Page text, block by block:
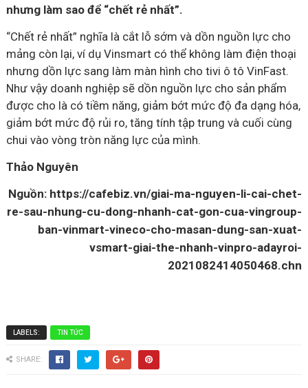
nhưng làm sao để “chết rẻ nhất”.
“Chết rẻ nhất” nghĩa là cắt lỗ sớm và dồn nguồn lực cho
mảng còn lại, ví dụ Vinsmart có thể không làm điện thoại
nhưng dồn lực sang làm màn hình cho tivi ô tô VinFast.
Như vậy doanh nghiệp sẽ dồn nguồn lực cho sản phẩm
được cho là có tiềm năng, giảm bớt mức độ đa dạng hóa,
giảm bớt mức độ rủi ro, tăng tính tập trung và cuối cùng
chui vào vòng tròn năng lực của mình.
Thảo Nguyên
Nguồn: https://cafebiz.vn/giai-ma-nguyen-li-cai-chet-
re-sau-nhung-cu-dong-nhanh-cat-gon-cua-vingroup-
ban-vinmart-vineco-cho-masan-dung-san-xuat-
vsmart-giai-the-nhanh-vinpro-adayroi-
2021082414050468.chn
LABELS: TIN TỨC
SHARE: